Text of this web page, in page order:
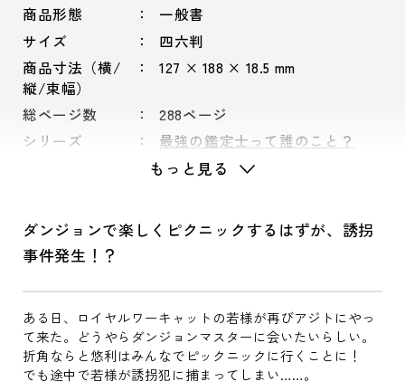
商品形態
一般書
サイズ
四六判
商品寸法（横/
縦/束幅）
127 × 188 × 18.5 mm
総ページ数
288ページ
シリーズ
最強の鑑定士って誰のこと？
もっと見る
ダンジョンで楽しくピクニックするはずが、誘拐
事件発生！？
ある日、ロイヤルワーキャットの若様が再びアジトにやっ
て来た。どうやらダンジョンマスターに会いたいらしい。
折角ならと悠利はみんなでピックニックに行くことに！
でも途中で若様が誘拐犯に捕まってしまい……。